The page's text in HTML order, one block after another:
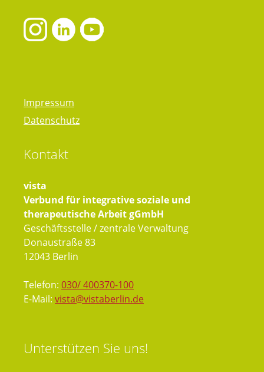
Impressum
Datenschutz
Kontakt
vista
Verbund für integrative soziale und
therapeutische Arbeit gGmbH
Geschäftsstelle / zentrale Verwaltung
Donaustraße 83
12043 Berlin
Telefon: 030/ 400370-100
E-Mail: vista@vistaberlin.de
Unterstützen Sie uns!